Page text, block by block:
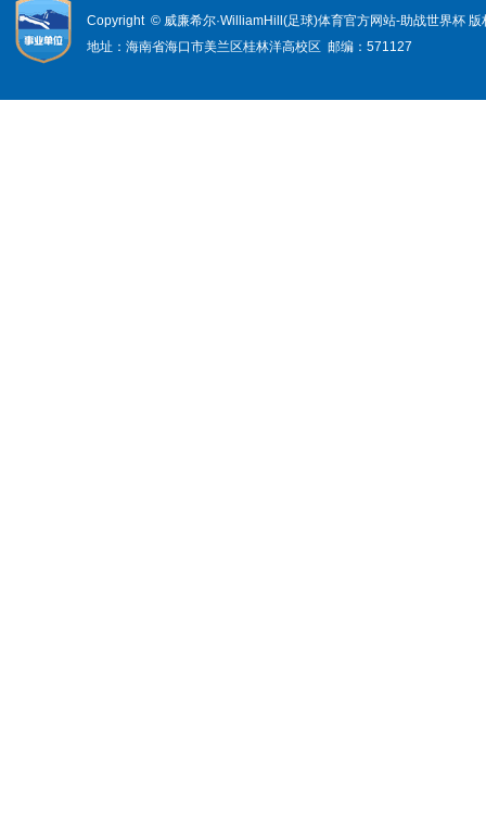
Copyright © 威廉希尔·WilliamHill(足球)体育官方网站-助战世界杯
地址：海南省海口市美兰区桂林洋高校区 邮编：571127